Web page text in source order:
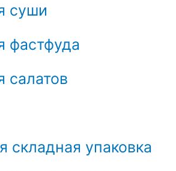
суши
фастфуда
салатов
складная упаковка